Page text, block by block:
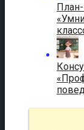
План-